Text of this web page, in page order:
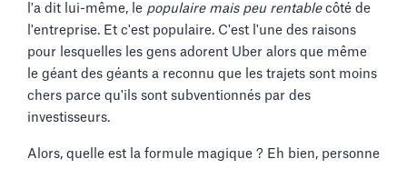
l'a dit lui-même, le populaire mais peu rentable côté de
l'entreprise. Et c'est populaire. C'est l'une des raisons
pour lesquelles les gens adorent Uber alors que même
le géant des géants a reconnu que les trajets sont moins
chers parce qu'ils sont subventionnés par des
investisseurs.
Alors, quelle est la formule magique ? Eh bien, personne